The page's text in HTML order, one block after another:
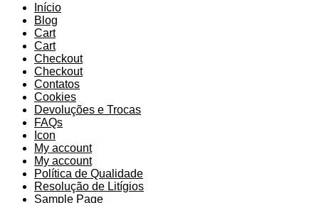
Início
Blog
Cart
Cart
Checkout
Checkout
Contatos
Cookies
Devoluções e Trocas
FAQs
Icon
My account
My account
Política de Qualidade
Resolução de Litígios
Sample Page